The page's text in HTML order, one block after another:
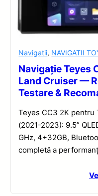
Navigatii, NAVIGATII
Navigație Teyes
Land Cruiser —
Testare &
Teyes CC3 2K pentru
(2021-2023): 9.5”
GHz, 4+32GB,
completă a